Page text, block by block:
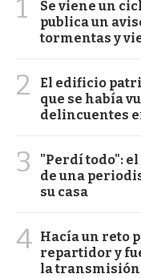
1
Se viene un
publica un
tormentas y
2
El edificio
que se había
delincuentes
3
"Perdí todo":
de una
su casa
4 Hacía un reto
repartidor y
la transmisión